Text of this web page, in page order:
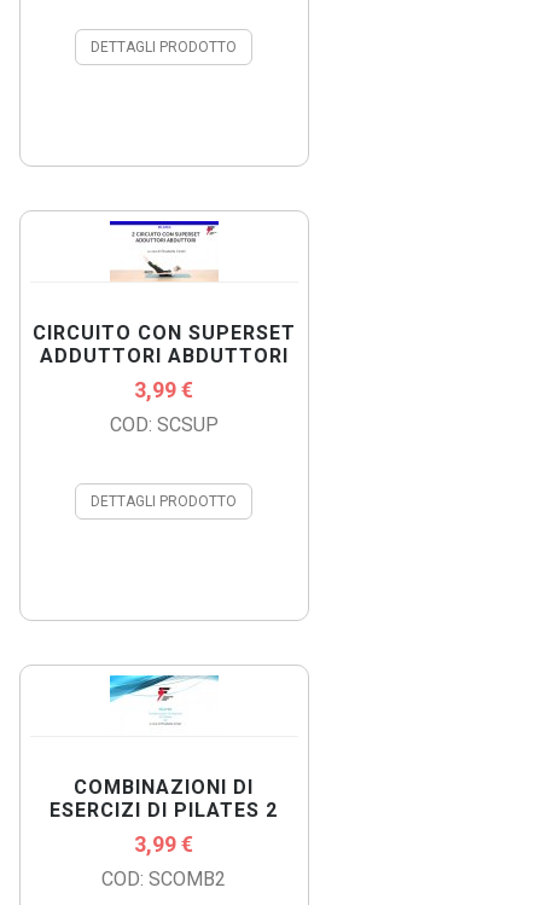
DETTAGLI PRODOTTO
CIRCUITO CON SUPERSET
ADDUTTORI ABDUTTORI
3,99 €
COD: SCSUP
DETTAGLI PRODOTTO
COMBINAZIONI DI
ESERCIZI DI PILATES 2
3,99 €
COD: SCOMB2